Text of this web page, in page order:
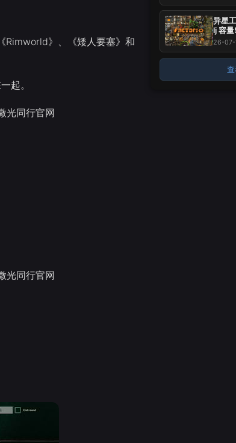
Rimworld》、《矮人要塞》和
起。
异星
lj 容
标 -
26-07-